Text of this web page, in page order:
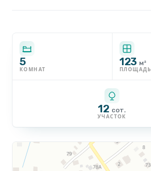
5
КОМНАТ
123 м²
ПЛОЩАДЬ
12 сот.
УЧАСТОК